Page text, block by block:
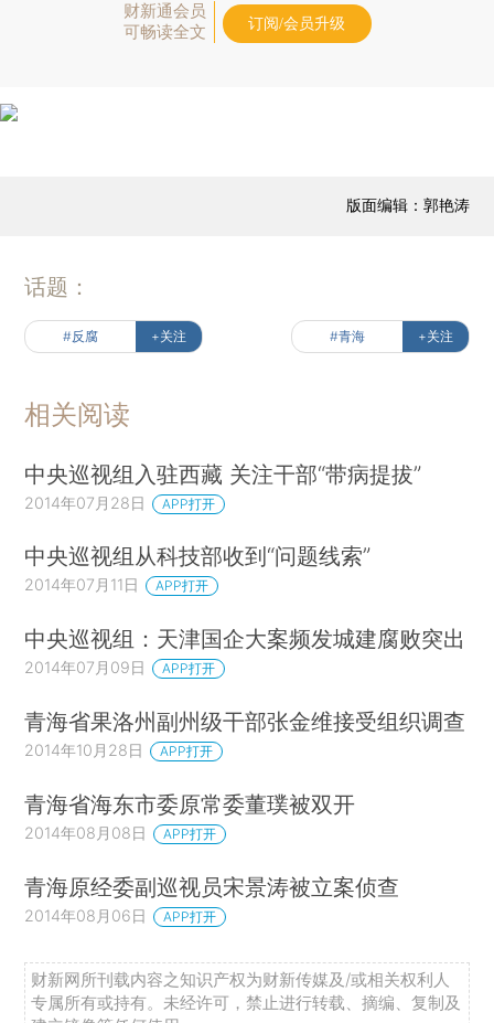
财新通会员
可畅读全文
订阅/会员升级
版面编辑：郭艳涛
话题：
#反腐 +关注 #青海 +关注
相关阅读
中央巡视组入驻西藏 关注干部“带病提拔”
2014年07月28日 APP打开
中央巡视组从科技部收到“问题线索”
2014年07月11日 APP打开
中央巡视组：天津国企大案频发城建腐败突出
2014年07月09日 APP打开
青海省果洛州副州级干部张金维接受组织调查
2014年10月28日 APP打开
青海省海东市委原常委董璞被双开
2014年08月08日 APP打开
青海原经委副巡视员宋景涛被立案侦查
2014年08月06日 APP打开
财新网所刊载内容之知识产权为财新传媒及/或相关权利人
专属所有或持有。未经许可，禁止进行转载、摘编、复制及